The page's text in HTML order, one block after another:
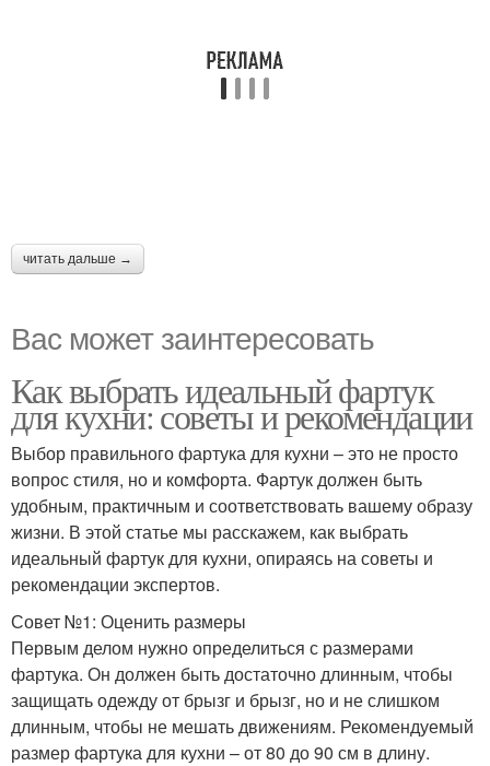
читать дальше →
Вас может заинтересовать
Как выбрать идеальный фартук
для кухни: советы и рекомендации
Выбор правильного фартука для кухни – это не просто
вопрос стиля, но и комфорта. Фартук должен быть
удобным, практичным и соответствовать вашему образу
жизни. В этой статье мы расскажем, как выбрать
идеальный фартук для кухни, опираясь на советы и
рекомендации экспертов.
Совет №1: Оценить размеры
Первым делом нужно определиться с размерами
фартука. Он должен быть достаточно длинным, чтобы
защищать одежду от брызг и брызг, но и не слишком
длинным, чтобы не мешать движениям. Рекомендуемый
размер фартука для кухни – от 80 до 90 см в длину.